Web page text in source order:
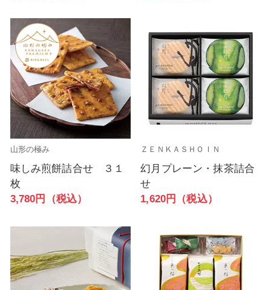
山形の極み
味しみ煎餅詰合せ ３１
枚
3,780円（税込）
ＺＥＮＫＡＳＨＯＩＮ
幻月プレーン・抹茶詰合
せ
1,620円（税込）